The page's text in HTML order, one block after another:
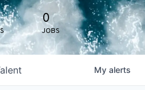
0
JOBS
My alerts